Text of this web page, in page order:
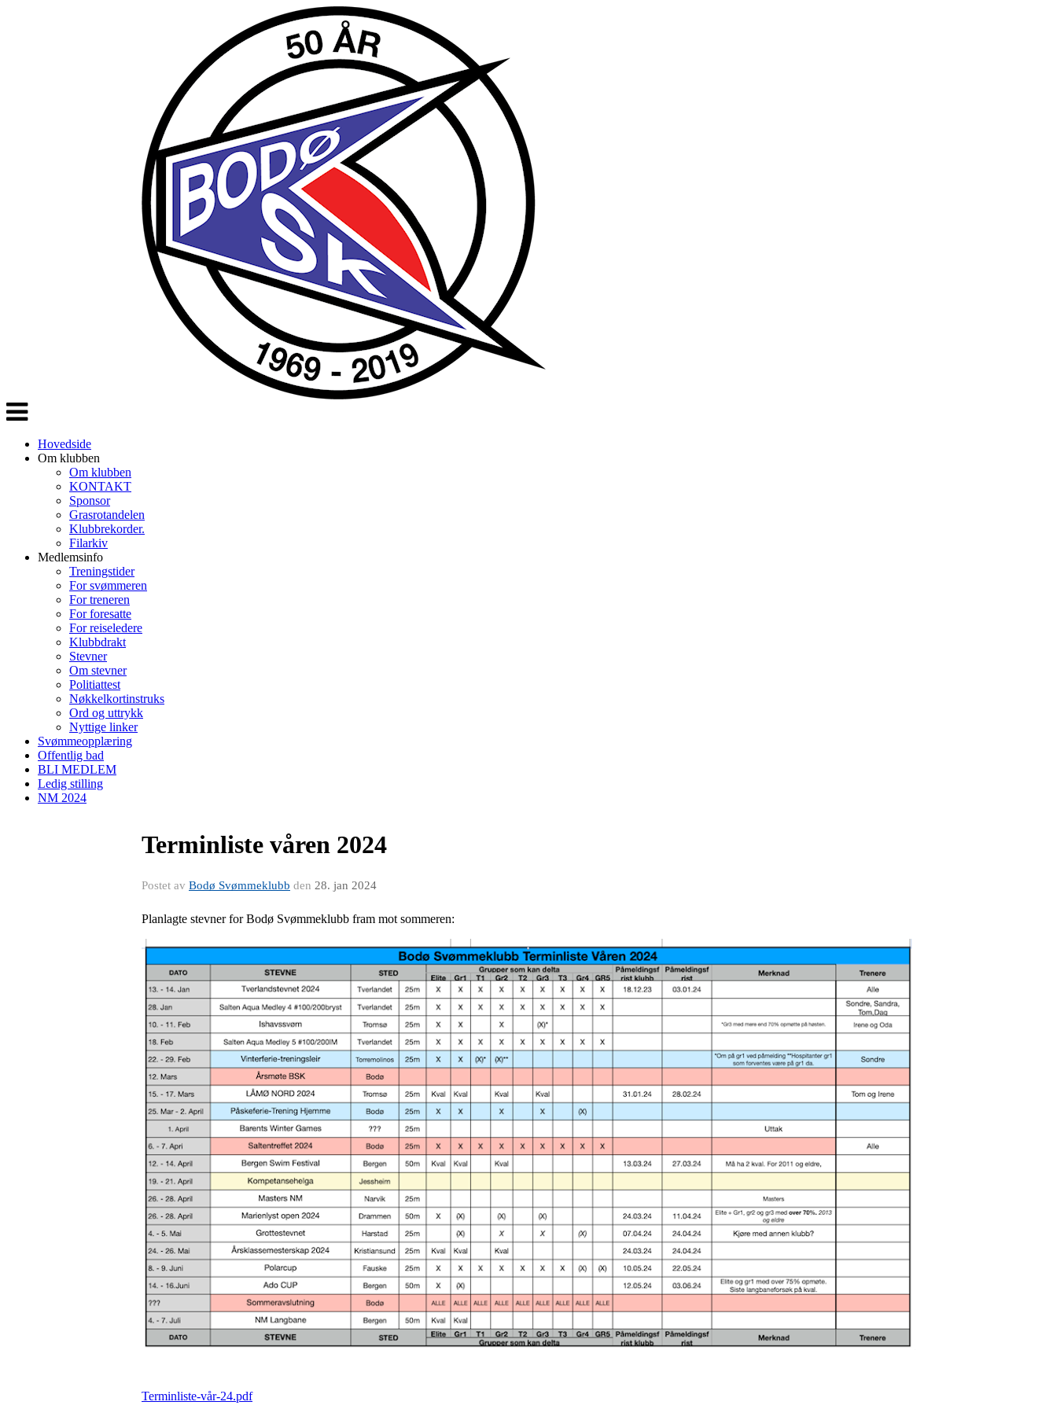
Veksle
navigasjon
Hovedside
Om klubben
Om klubben
KONTAKT
Sponsor
Grasrotandelen
Klubbrekorder.
Filarkiv
Medlemsinfo
Treningstider
For svømmeren
For treneren
For foresatte
For reiseledere
Klubbdrakt
Stevner
Om stevner
Politiattest
Nøkkelkortinstruks
Ord og uttrykk
Nyttige linker
Svømmeopplæring
Offentlig bad
BLI MEDLEM
Ledig stilling
NM 2024
Terminliste våren 2024
Postet av Bodø Svømmeklubb den 28. jan 2024
Planlagte stevner for Bodø Svømmeklubb fram mot sommeren:
Terminliste-vår-24.pdf